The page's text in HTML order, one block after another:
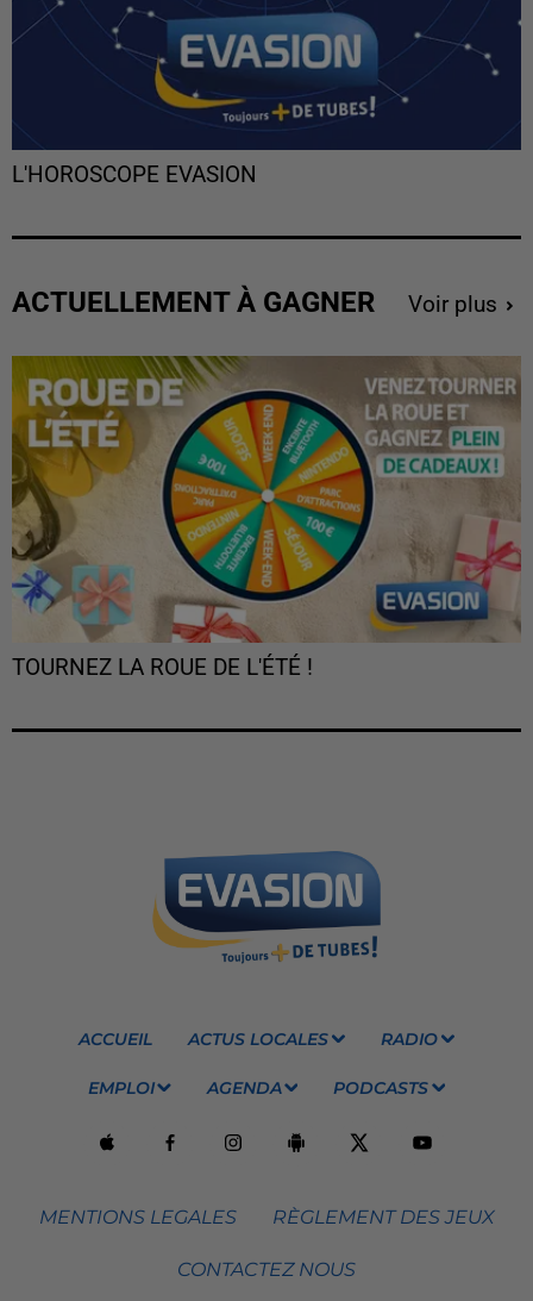
L'HOROSCOPE EVASION
ACTUELLEMENT À GAGNER Voir plus
TOURNEZ LA ROUE DE L'ÉTÉ !
ACCUEIL ACTUS LOCALES RADIO
EMPLOI AGENDA PODCASTS
MENTIONS LEGALES RÈGLEMENT DES JEUX
CONTACTEZ NOUS